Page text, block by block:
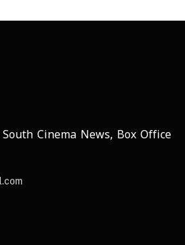
Cinema News, Box Office